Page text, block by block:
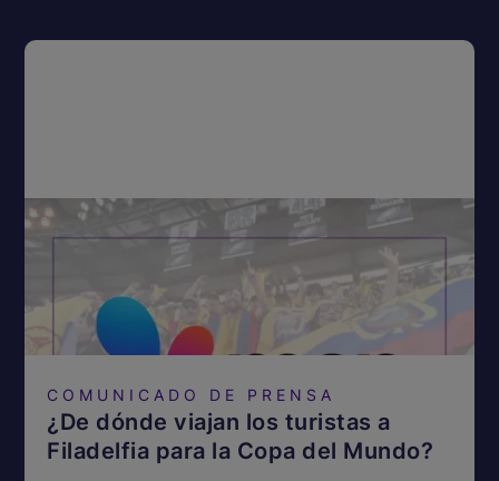
COMUNICADO DE PRENSA
¿De dónde viajan los turistas a
Filadelfia para la Copa del Mundo?